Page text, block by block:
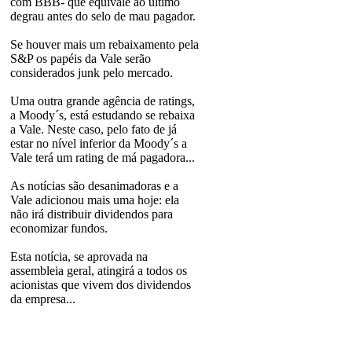
degrau antes do selo de mau pagador.
Se houver mais um rebaixamento pela
S&P os papéis da Vale serão
considerados junk pelo mercado.
Uma outra grande agência de ratings,
a Moody´s, está estudando se rebaixa
a Vale. Neste caso, pelo fato de já
estar no nível inferior da Moody´s a
Vale terá um rating de má pagadora...
As notícias são desanimadoras e a
Vale adicionou mais uma hoje: ela
não irá distribuir dividendos para
economizar fundos.
Esta notícia, se aprovada na
assembleia geral, atingirá a todos os
acionistas que vivem dos dividendos
da empresa...